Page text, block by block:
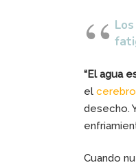
“El agua
el cerebro
desecho.
Cuando